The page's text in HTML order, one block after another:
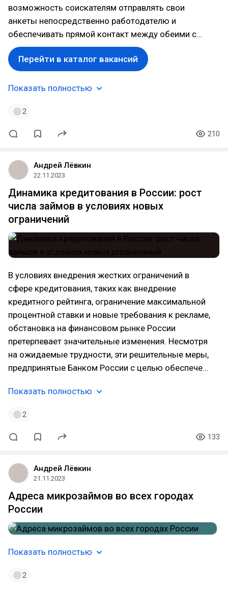
возможность соискателям отправлять свои
анкеты непосредственно работодателю и
обеспечивать прямой контакт между обеими с…
Перейти в каталог вакансий
Показать полностью
2
210
Андрей Лёвкин
22.11.2023
Динамика кредитования в России: рост
числа займов в условиях новых
ограничений
В условиях внедрения жестких ограничений в
сфере кредитования, таких как внедрение
кредитного рейтинга, ограничение максимальной
процентной ставки и новые требования к рекламе,
обстановка на финансовом рынке России
претерпевает значительные изменения. Несмотря
на ожидаемые трудности, эти решительные меры,
предпринятые Банком России с целью обеспече…
Показать полностью
2
133
Андрей Лёвкин
21.11.2023
Адреса микрозаймов во всех городах
России
Показать полностью
2